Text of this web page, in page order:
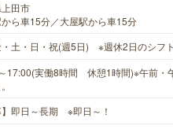
田市
から車15分／大屋駅から車15分
・土・日・祝(週5日) ※週休2日のシフ
17:00(実働8時間 休憩1時間)※午前・
】即日～長期 ※即日～！